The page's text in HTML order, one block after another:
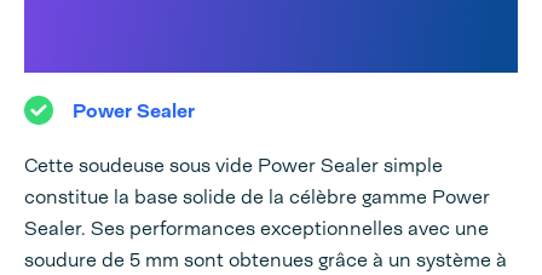
Power Sealer
Cette soudeuse sous vide Power Sealer simple
constitue la base solide de la célèbre gamme Power
Sealer. Ses performances exceptionnelles avec une
soudure de 5 mm sont obtenues grâce à un système à